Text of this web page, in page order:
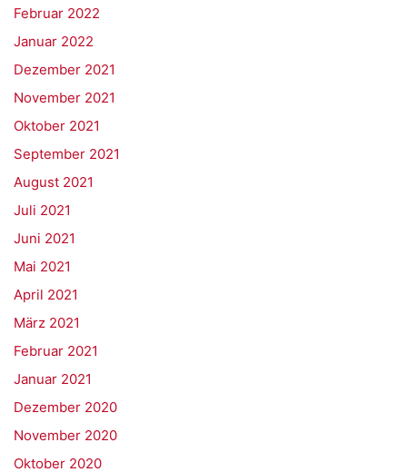
Februar 2022
Januar 2022
Dezember 2021
November 2021
Oktober 2021
September 2021
August 2021
Juli 2021
Juni 2021
Mai 2021
April 2021
März 2021
Februar 2021
Januar 2021
Dezember 2020
November 2020
Oktober 2020